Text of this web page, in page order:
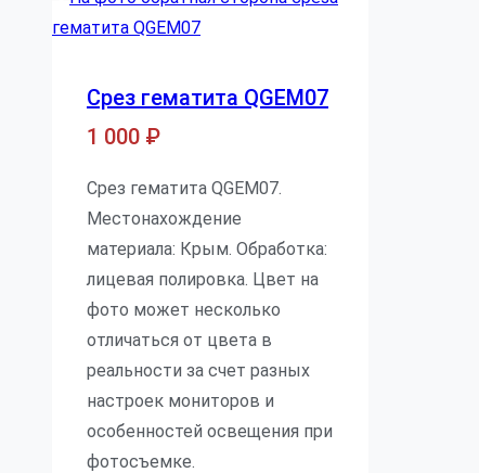
Срез гематита QGEM07
1 000 ₽
Срез гематита QGEM07.
Местонахождение
материала: Крым. Обработка:
лицевая полировка. Цвет на
фото может несколько
отличаться от цвета в
реальности за счет разных
настроек мониторов и
особенностей освещения при
фотосъемке.